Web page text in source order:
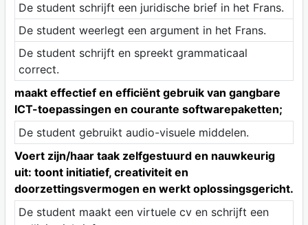
De student schrijft een juridische brief in het Frans.
De student weerlegt een argument in het Frans.
De student schrijft en spreekt grammaticaal
correct.
maakt effectief en efficiënt gebruik van gangbare
ICT-toepassingen en courante softwarepaketten;
De student gebruikt audio-visuele middelen.
Voert zijn/haar taak zelfgestuurd en nauwkeurig
uit: toont initiatief, creativiteit en
doorzettingsvermogen en werkt oplossingsgericht.
De student maakt een virtuele cv en schrijft een